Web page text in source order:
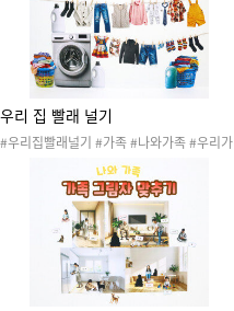
형 #나 #동생 #아기 #꽃 #꽃밭 #꽃환경구성
#가족사진판 #20260503가족1 #2026050
3가족1환경구성
우리 집 빨래 널기
#우리집빨래널기 #가족 #나와가족 #우리가
족 #가족구성원 #빨래 #빨래널기 #엄마 #아
빠 #할머니 #할아버지 #언니 #오빠 #누나 #
형 #나 #동생 #아기 #세탁소놀이 #옷 #생활
도구 #가족옷 #세탁소 #가족놀이 #202605
04가족2 #가족역할